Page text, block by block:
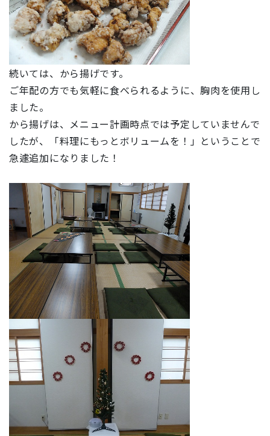
続いては、から揚げです。
ご年配の方でも気軽に食べられるように、胸肉を使用し
ました。
から揚げは、メニュー計画時点では予定していませんで
したが、「料理にもっとボリュームを！」ということで
急遽追加になりました！